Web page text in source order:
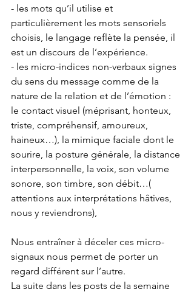
- les mots qu’il utilise et
particulièrement les mots sensoriels
choisis, le langage reflète la pensée, il
est un discours de l’expérience.
- les micro-indices non-verbaux signes
du sens du message comme de la
nature de la relation et de l’émotion :
le contact visuel (méprisant, honteux,
triste, compréhensif, amoureux,
haineux…), la mimique faciale dont le
sourire, la posture générale, la distance
interpersonnelle, la voix, son volume
sonore, son timbre, son débit…(
attentions aux interprétations hâtives,
nous y reviendrons),
Nous entraîner à déceler ces micro-
signaux nous permet de porter un
regard différent sur l’autre.
La suite dans les posts de la semaine